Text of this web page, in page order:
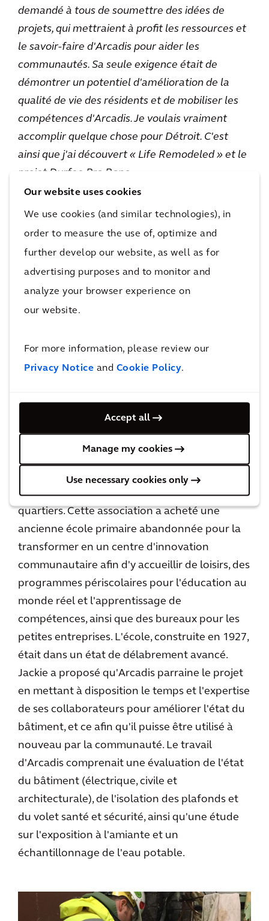
Our website uses cookies
We use cookies (and similar technologies), in
order to measure the use of, optimize and
further develop our website, as well as for
advertising purposes and to monitor and
analyze your browser experience on
our website.
For more information, please review our
Privacy Notice and Cookie Policy.
Accept all
Manage my cookies
Use necessary cookies only
demandé à tous de soumettre des idées de
projets, qui mettraient à profit les ressources et
le savoir-faire d'Arcadis pour aider les
communautés. Sa seule exigence était de
démontrer un potentiel d'amélioration de la
qualité de vie des résidents et de mobiliser les
compétences d'Arcadis. Je voulais vraiment
accomplir quelque chose pour Détroit. C'est
ainsi que j'ai découvert « Life Remodeled » et le
projet Durfee Pro Bono.
Le projet Durfee Pro Bono
« Life Remodeled » est une association à but
non lucratif qui investit à Détroit, afin de
rénover et d'améliorer durablement les
quartiers. Cette association a acheté une
ancienne école primaire abandonnée pour la
transformer en un centre d'innovation
communautaire afin d'y accueillir de loisirs, des
programmes périscolaires pour l'éducation au
monde réel et l'apprentissage de
compétences, ainsi que des bureaux pour les
petites entreprises. L'école, construite en 1927,
était dans un état de délabrement avancé.
Jackie a proposé qu'Arcadis parraine le projet
en mettant à disposition le temps et l'expertise
de ses collaborateurs pour améliorer l'état du
bâtiment, et ce afin qu'il puisse être utilisé à
nouveau par la communauté. Le travail
d'Arcadis comprenait une évaluation de l'état
du bâtiment (électrique, civile et
architecturale), de l'isolation des plafonds et
du volet santé et sécurité, ainsi qu'une étude
sur l'exposition à l'amiante et un
échantillonnage de l'eau potable.